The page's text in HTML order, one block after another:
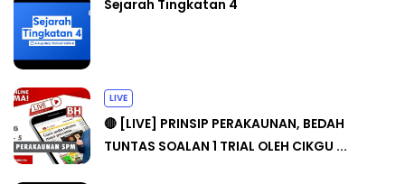
Sejarah Tingkatan 4
LIVE
🔴 [LIVE] PRINSIP PERAKAUNAN, BEDAH
TUNTAS SOALAN 1 TRIAL OLEH CIKGU ...